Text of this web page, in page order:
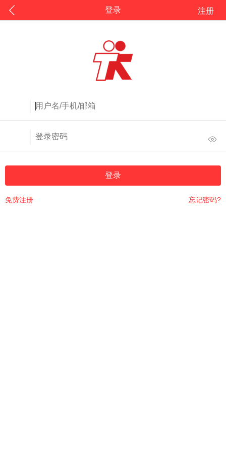
登录 注册
登录
免费注册 忘记密码?